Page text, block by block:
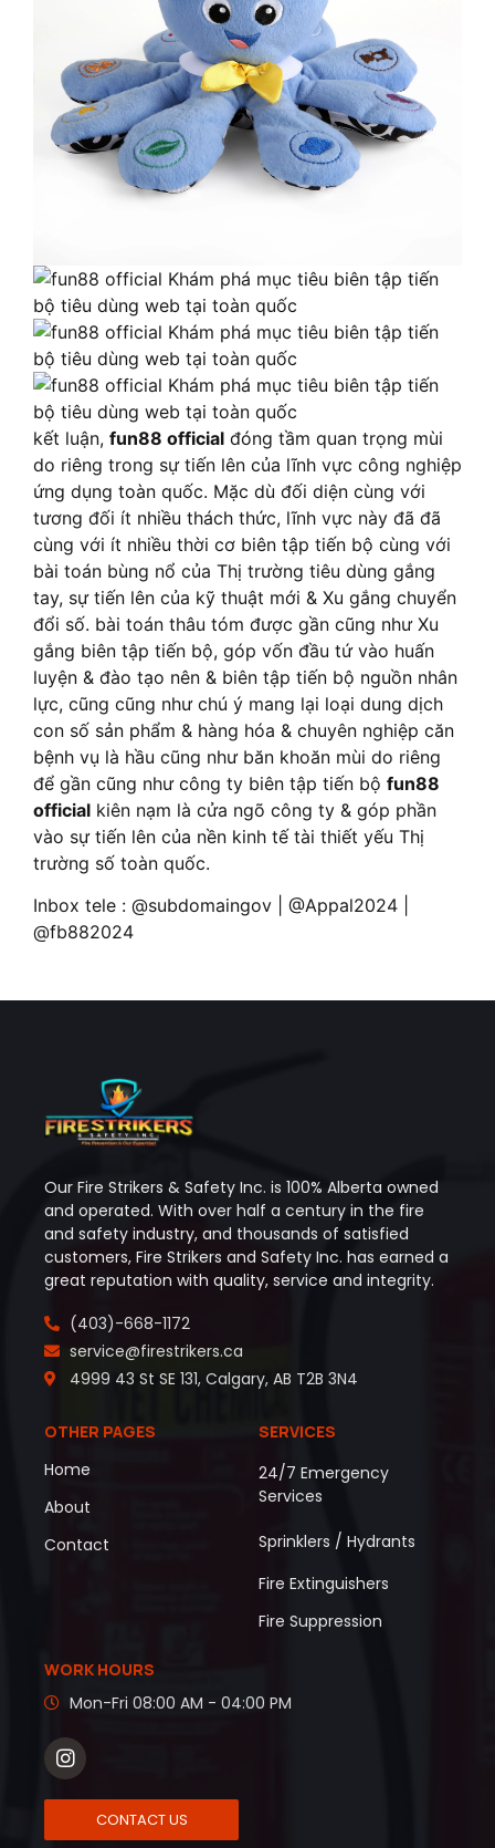
kết luận, fun88 official đóng tầm quan trọng mùi
do riêng trong sự tiến lên của lĩnh vực công nghiệp
ứng dụng toàn quốc. Mặc dù đối diện cùng với
tương đối ít nhiều thách thức, lĩnh vực này đã đã
cùng với ít nhiều thời cơ biên tập tiến bộ cùng với
bài toán bùng nổ của Thị trường tiêu dùng gắng
tay, sự tiến lên của kỹ thuật mới & Xu gắng chuyển
đổi số. bài toán thâu tóm được gần cũng như Xu
gắng biên tập tiến bộ, góp vốn đầu tứ vào huấn
luyện & đào tạo nên & biên tập tiến bộ nguồn nhân
lực, cũng cũng như chú ý mang lại loại dung dịch
con số sản phẩm & hàng hóa & chuyên nghiệp căn
bệnh vụ là hầu cũng như băn khoăn mùi do riêng
để gần cũng như công ty biên tập tiến bộ fun88
official kiên nạm là cửa ngõ công ty & góp phần
vào sự tiến lên của nền kinh tế tài thiết yếu Thị
trường số toàn quốc.
Inbox tele : @subdomaingov | @Appal2024 |
@fb882024
Our Fire Strikers & Safety Inc. is 100% Alberta owned
and operated. With over half a century in the fire
and safety industry, and thousands of satisfied
customers, Fire Strikers and Safety Inc. has earned a
great reputation with quality, service and integrity.
(403)-668-1172
service@firestrikers.ca
4999 43 St SE 131, Calgary, AB T2B 3N4
OTHER PAGES
Home
About
Contact
SERVICES
24/7 Emergency
Services
Sprinklers / Hydrants
Fire Extinguishers
Fire Suppression
WORK HOURS
Mon-Fri 08:00 AM - 04:00 PM
CONTACT US